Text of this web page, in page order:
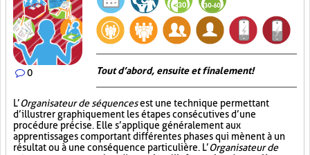
0 Tout d’abord, ensuite et finalement!
L’Organisateur de séquencesest une technique permettant
d’illustrer graphiquement les étapes consécutives d’une
procédure précise. Elle s’applique généralement aux
apprentissages comportant différentes phases qui mènent à un
résultat ou à une conséquence particulière. L’Organisateur de